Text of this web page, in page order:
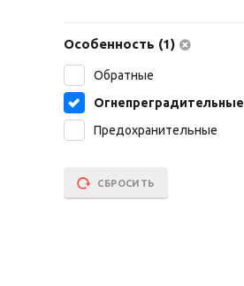
Особенность (1)
Обратные
Огнепреградительные
Предохранительные
СБРОСИТЬ